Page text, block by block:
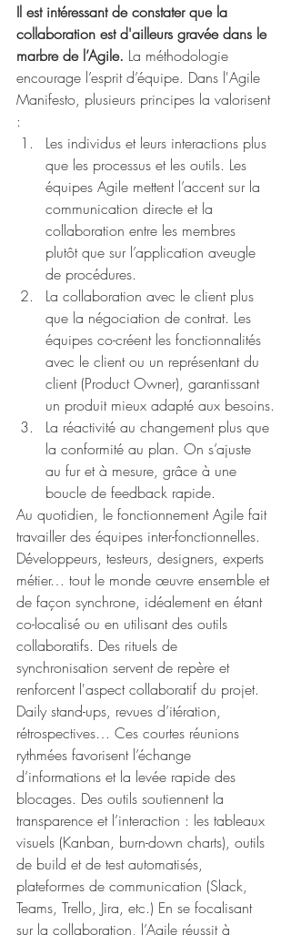
Il est intéressant de constater que la
collaboration est d'ailleurs gravée dans le
marbre de l’Agile. La méthodologie
encourage l’esprit d’équipe. Dans l'Agile
Manifesto, plusieurs principes la valorisent
:
Les individus et leurs interactions plus
que les processus et les outils. Les
équipes Agile mettent l’accent sur la
communication directe et la
collaboration entre les membres
plutôt que sur l’application aveugle
de procédures.
La collaboration avec le client plus
que la négociation de contrat. Les
équipes co-créent les fonctionnalités
avec le client ou un représentant du
client (Product Owner), garantissant
un produit mieux adapté aux besoins.
La réactivité au changement plus que
la conformité au plan. On s’ajuste
au fur et à mesure, grâce à une
boucle de feedback rapide.
Au quotidien, le fonctionnement Agile fait
travailler des équipes inter-fonctionnelles.
Développeurs, testeurs, designers, experts
métier… tout le monde œuvre ensemble et
de façon synchrone, idéalement en étant
co-localisé ou en utilisant des outils
collaboratifs. Des rituels de
synchronisation servent de repère et
renforcent l'aspect collaboratif du projet.
Daily stand-ups, revues d’itération,
rétrospectives… Ces courtes réunions
rythmées favorisent l’échange
d’informations et la levée rapide des
blocages. Des outils soutiennent la
transparence et l’interaction : les tableaux
visuels (Kanban, burn-down charts), outils
de build et de test automatisés,
plateformes de communication (Slack,
Teams, Trello, Jira, etc.) En se focalisant
sur la collaboration, l’Agile réussit à